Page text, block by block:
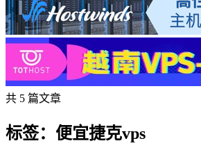
共 5 篇文章
标签：便宜捷克vps